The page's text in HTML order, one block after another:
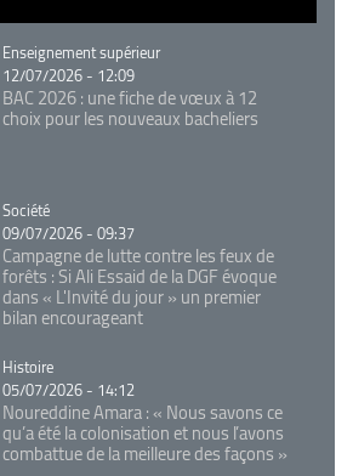
Catégorie
Enseignement supérieur
12/07/2026 - 12:09
BAC 2026 : une fiche de vœux à 12
choix pour les nouveaux bacheliers
Catégorie
Société
09/07/2026 - 09:37
Campagne de lutte contre les feux de
forêts : Si Ali Essaid de la DGF évoque
dans « L'Invité du jour » un premier
bilan encourageant
Catégorie
Histoire
05/07/2026 - 14:12
Noureddine Amara : « Nous savons ce
qu’a été la colonisation et nous l’avons
combattue de la meilleure des façons »